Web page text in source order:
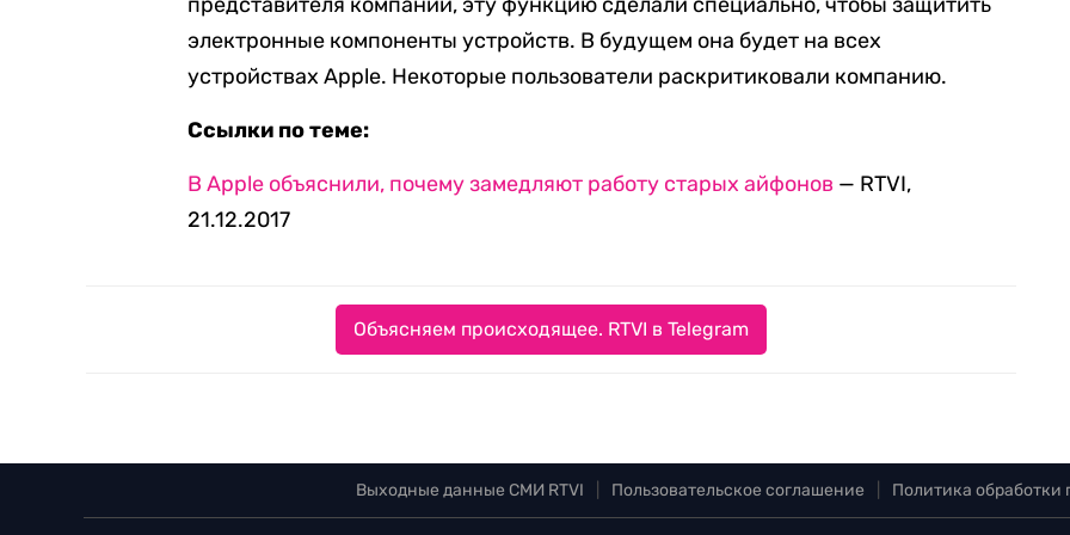
электронные компоненты устройств. В будущем она будет на всех
устройствах Apple. Некоторые пользователи раскритиковали компанию.
Ссылки по теме:
В Apple объяснили, почему замедляют работу старых айфонов — RTVI,
21.12.2017
Объясняем происходящее. RTVI в Telegram
Выходные данные СМИ RTVI Пользовательское соглашение Политика